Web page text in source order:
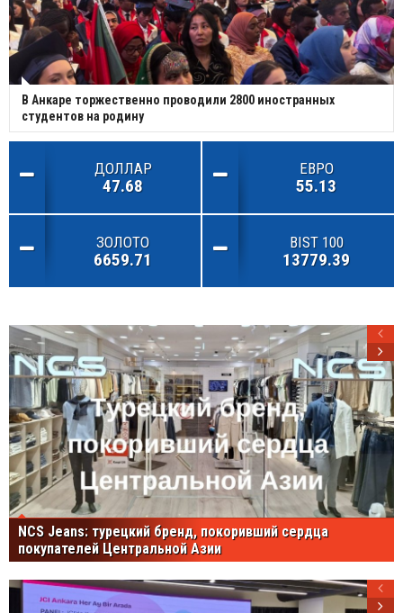
В Анкаре торжественно проводили 2800 иностранных
студентов на родину
ДОЛЛАР
47.68
ЕВРО
55.13
ЗОЛОТО
6659.71
BIST 100
13779.39
NCS Jeans: турецкий бренд, покоривший сердца
покупателей Центральной Азии